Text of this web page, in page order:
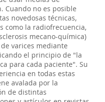
Cuando no es posible
novedosas técnicas,
como la radiofrecuencia,
mecano-química)
varices mediante
el principio de "la
para cada paciente". Su
en todas estas
avalada por la
de distintas